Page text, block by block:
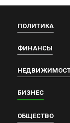
ПОЛИТИКА
ФИНАНСЫ
БИЗНЕС
ОБЩЕСТВО